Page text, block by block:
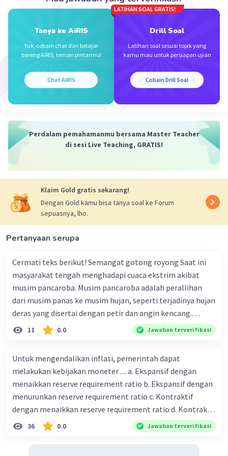
Beri Rating·0.0(0) Balas
Tanya ke AiRIS
Yuk, cobain chat dan belajar
bareng AiRIS, teman pintarmu!
Chat AiRIS
LATIHAN SOAL GRATIS!
Drill Soal
Latihan soal sesuai topik yang
kamu mau untuk persiapan ujian
Cobain Drill Soal
Perdalam pemahamanmu bersama Master Teacher
di sesi Live Teaching, GRATIS!
Klaim Gold gratis sekarang!
Dengan Gold kamu bisa tanya soal ke Forum
sepuasnya, lho.
Pertanyaan serupa
Cermati teks berikut! Semangat gotong royong Saat ini
masyarakat tengah menghadapi cuaca ekstrim akibat
musim pancaroba. Musim pancaroba adalah perallihan
dari musim panas ke musim hujan, seperti terjadinya hujan
deras yang disertai dengan petir dan angin kencang.
Kondisi tersebut terjadi di berbagai daerah di indonesia.
Bahkan ada beberapa daerah yang dilanda angin puting
jatuhnya korban jiwa walaupun kerugian materi yang
diderita cukup besar. Tindakan warga sekitar sangat cepat,
mereka segera membantu warga yang terkena dampak
bencana. Mereka juga secara swadaya menyediakan bahan-
bahan bangunan dan tenaga untuk memperbaiki
bangunan-bangunan yang rusak. Peran para pemuka
11 0.0 Jawaban terverifikasi
Untuk mengendalikan inflasi, pemerintah dapat
melakukan kebijakan moneter .... a. Ekspansif dengan
menaikkan reserve requirement ratio b. Ekspansif dengan
menurunkan reserve requirement ratio c. Kontraktif
dengan menaikkan reserve requirement ratio d. Kontraktif
dengan menurunkan reserve requirement ratio e.
Ekspansif dengan menaikkan tingkat diskonto Bila Bank
36 0.0 Jawaban terverifikasi